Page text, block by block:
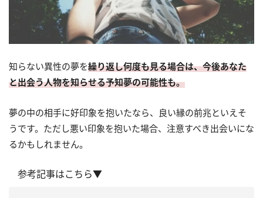
知らない異性の夢を繰り返し何度も見る場合は、今後あなた
と出会う人物を知らせる予知夢の可能性も。
夢の中の相手に好印象を抱いたなら、良い縁の前兆といえそ
うです。ただし悪い印象を抱いた場合、注意すべき出会いにな
るかもしれません。
参考記事はこちら▼